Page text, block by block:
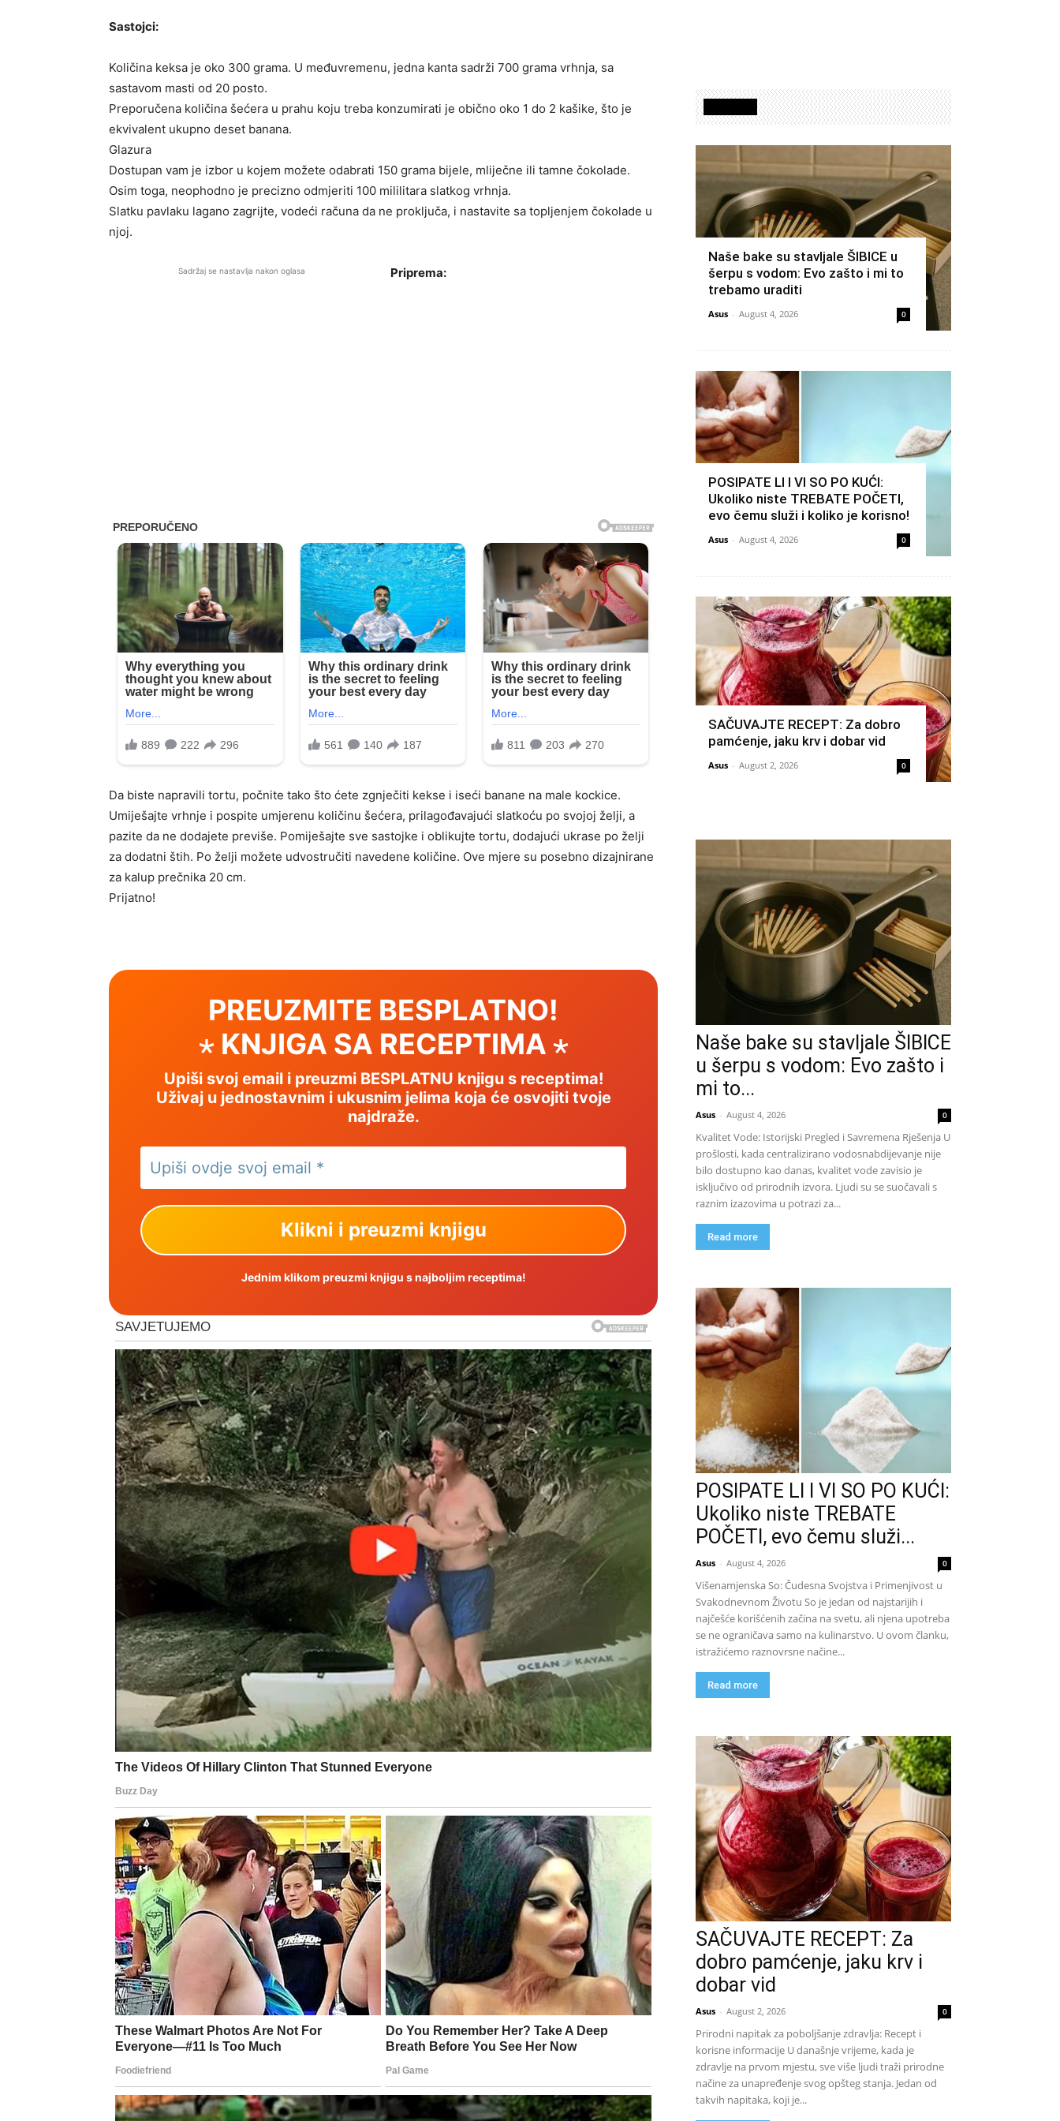
Sastojci:
Količina keksa je oko 300 grama. U međuvremenu, jedna kanta sadrži 700 grama vrhnja, sa
sastavom masti od 20 posto.
Preporučena količina šećera u prahu koju treba konzumirati je obično oko 1 do 2 kašike, što je
ekvivalent ukupno deset banana.
Glazura
Dostupan vam je izbor u kojem možete odabrati 150 grama bijele, mliječne ili tamne čokolade.
Osim toga, neophodno je precizno odmjeriti 100 mililitara slatkog vrhnja.
Slatku pavlaku lagano zagrijte, vodeći računa da ne proključa, i nastavite sa topljenjem čokolade u
njoj.
Sadržaj se nastavlja nakon oglasa Priprema:
Da biste napravili tortu, počnite tako što ćete zgnječiti kekse i iseći banane na male kockice.
Umiješajte vrhnje i pospite umjerenu količinu šećera, prilagođavajući slatkoću po svojoj želji, a
pazite da ne dodajete previše. Pomiješajte sve sastojke i oblikujte tortu, dodajući ukrase po želji
za dodatni štih. Po želji možete udvostručiti navedene količine. Ove mjere su posebno dizajnirane
za kalup prečnika 20 cm.
Prijatno!
PREUZMITE BESPLATNO!
⋆ KNJIGA SA RECEPTIMA ⋆
Upiši svoj email i preuzmi BESPLATNU knjigu s receptima!
Uživaj u jednostavnim i ukusnim jelima koja će osvojiti tvoje
najdraže.
Jednim klikom preuzmi knjigu s najboljim receptima!
Naše bake su stavljale ŠIBICE u
šerpu s vodom: Evo zašto i mi to
trebamo uraditi
Asus - August 4, 2026 0
POSIPATE LI I VI SO PO KUĆI:
Ukoliko niste TREBATE POČETI,
evo čemu služi i koliko je korisno!
Asus - August 4, 2026 0
SAČUVAJTE RECEPT: Za dobro
pamćenje, jaku krv i dobar vid
Asus - August 2, 2026 0
Naše bake su stavljale ŠIBICE
u šerpu s vodom: Evo zašto i
mi to...
Asus - August 4, 2026 0
Kvalitet Vode: Istorijski Pregled i Savremena Rješenja U
prošlosti, kada centralizirano vodosnabdijevanje nije
bilo dostupno kao danas, kvalitet vode zavisio je
isključivo od prirodnih izvora. Ljudi su se suočavali s
raznim izazovima u potrazi za...
Read more
POSIPATE LI I VI SO PO KUĆI:
Ukoliko niste TREBATE
POČETI, evo čemu služi...
Asus - August 4, 2026 0
Višenamjenska So: Čudesna Svojstva i Primenjivost u
Svakodnevnom Životu So je jedan od najstarijih i
najčešće korišćenih začina na svetu, ali njena upotreba
se ne ograničava samo na kulinarstvo. U ovom članku,
istražićemo raznovrsne načine...
Read more
SAČUVAJTE RECEPT: Za
dobro pamćenje, jaku krv i
dobar vid
Asus - August 2, 2026 0
Prirodni napitak za poboljšanje zdravlja: Recept i
korisne informacije U današnje vrijeme, kada je
zdravlje na prvom mjestu, sve više ljudi traži prirodne
načine za unapređenje svog opšteg stanja. Jedan od
takvih napitaka, koji je...